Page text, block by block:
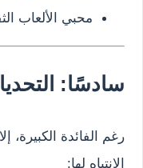
محبي الألعاب
سادسًا:
رغم الفائدة
الانتباه لها: